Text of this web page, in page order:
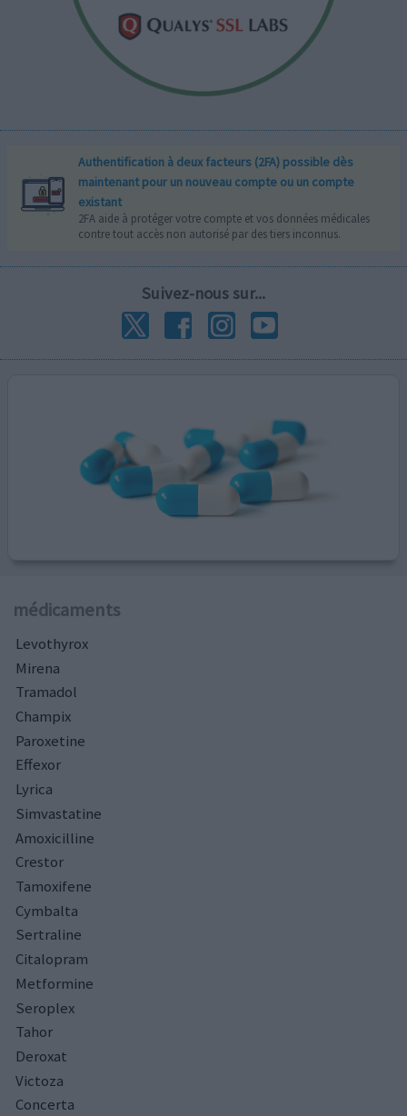
Authentification à deux facteurs (2FA) possible dès
maintenant pour un nouveau compte ou un compte
existant
2FA aide à protéger votre compte et vos données médicales
contre tout accès non autorisé par des tiers inconnus.
Suivez-nous sur...
médicaments
Levothyrox
Mirena
Tramadol
Champix
Paroxetine
Effexor
Lyrica
Simvastatine
Amoxicilline
Crestor
Tamoxifene
Cymbalta
Sertraline
Citalopram
Metformine
Seroplex
Tahor
Deroxat
Victoza
Concerta